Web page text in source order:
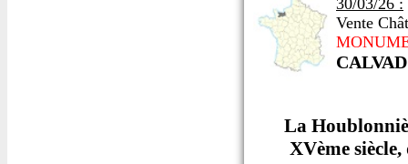
Vente
La
XVème